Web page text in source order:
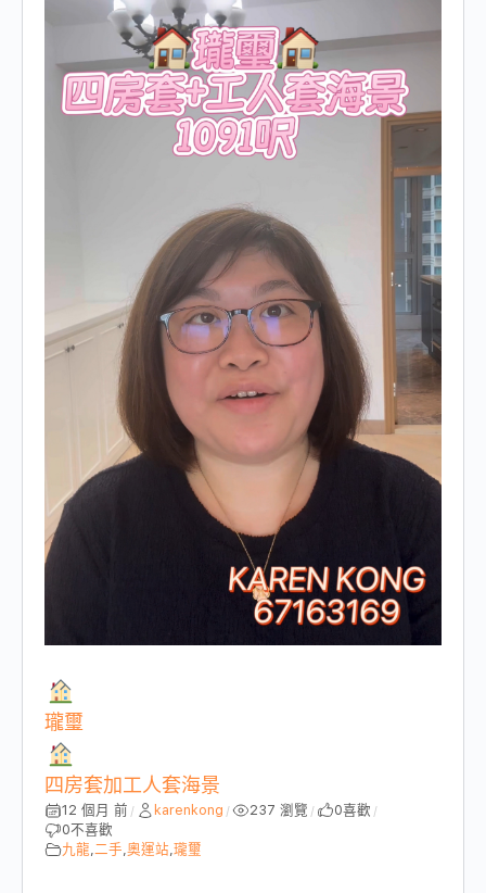
瓏璽
四房套加工人套海景
12 個月 前 / karenkong / 237 瀏覽 / 0喜歡 /
0不喜歡
九龍,二手,奧運站,瓏璽